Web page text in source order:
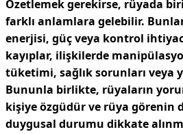
Özetlemek gerekirse, rüyada
farklı anlamlara gelebilir.
enerjisi, güç veya kontrol
kayıplar, ilişkilerde
tüketimi, sağlık sorunları veya
Bununla birlikte, rüyaların
kişiye özgüdür ve rüya görenin
duygusal durumu dikkate